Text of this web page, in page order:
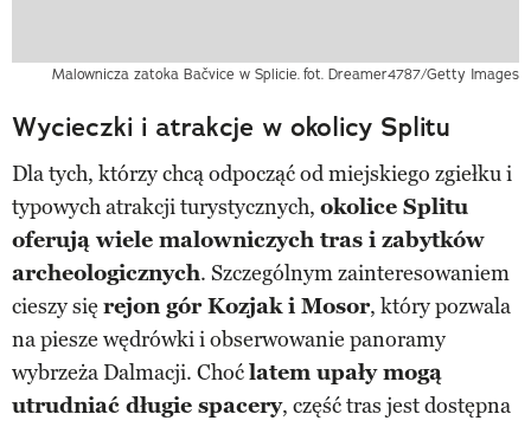
Malownicza zatoka Bačvice w Splicie. fot. Dreamer4787/Getty Images
Wycieczki i atrakcje w okolicy Splitu
Dla tych, którzy chcą odpocząć od miejskiego zgiełku i
typowych atrakcji turystycznych, okolice Splitu
oferują wiele malowniczych tras i zabytków
archeologicznych. Szczególnym zainteresowaniem
cieszy się rejon gór Kozjak i Mosor, który pozwala
na piesze wędrówki i obserwowanie panoramy
wybrzeża Dalmacji. Choćlatem upały mogą
utrudniać długie spacery, część tras jest dostępna